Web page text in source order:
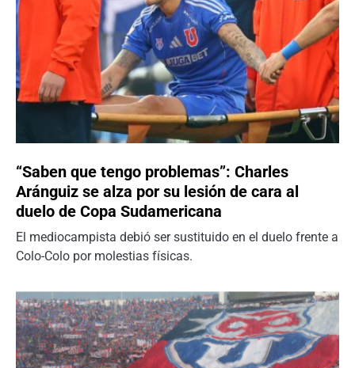
“Saben que tengo problemas”: Charles
Aránguiz se alza por su lesión de cara al
duelo de Copa Sudamericana
El mediocampista debió ser sustituido en el duelo frente a
Colo-Colo por molestias físicas.